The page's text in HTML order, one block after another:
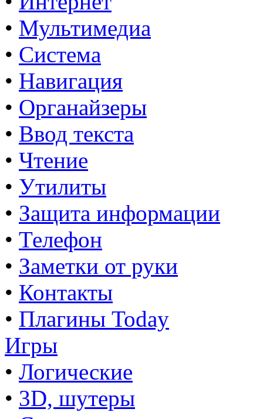
• Мультимедиа
• Система
• Навигация
• Органайзеры
• Ввод текста
• Чтение
• Утилиты
• Защита информации
• Телефон
• Заметки от руки
• Контакты
• Плагины Today
Игры
• Логические
• 3D, шутеры